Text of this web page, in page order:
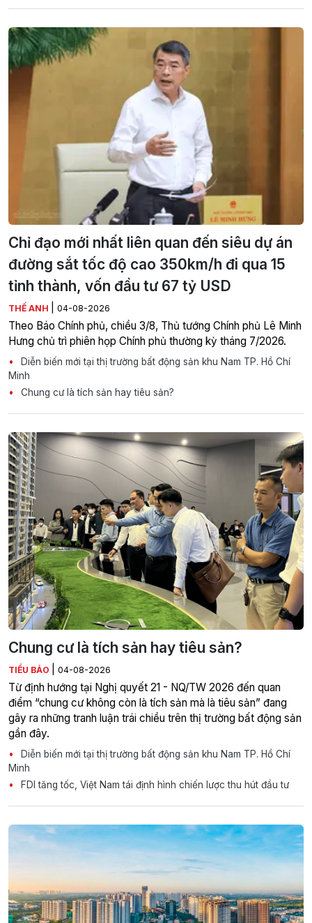
Chỉ đạo mới nhất liên quan đến siêu dự án
đường sắt tốc độ cao 350km/h đi qua 15
tỉnh thành, vốn đầu tư 67 tỷ USD
THẾ ANH 04-08-2026
Theo Báo Chính phủ, chiều 3/8, Thủ tướng Chính phủ Lê Minh
Hưng chủ trì phiên họp Chính phủ thường kỳ tháng 7/2026.
Diễn biến mới tại thị trường bất động sản khu Nam TP. Hồ Chí
Minh
Chung cư là tích sản hay tiêu sản?
Chung cư là tích sản hay tiêu sản?
TIỂU BẢO 04-08-2026
Từ định hướng tại Nghị quyết 21 - NQ/TW 2026 đến quan
điểm “chung cư không còn là tích sản mà là tiêu sản” đang
gây ra những tranh luận trái chiều trên thị trường bất động sản
gần đây.
Diễn biến mới tại thị trường bất động sản khu Nam TP. Hồ Chí
Minh
FDI tăng tốc, Việt Nam tái định hình chiến lược thu hút đầu tư